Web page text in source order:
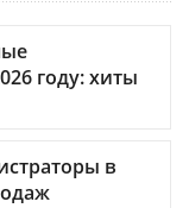
году: хиты
в